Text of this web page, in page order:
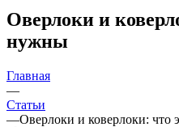
Оверлоки и
нужны
Главная
—
Статьи
—Оверлоки и коверлоки: что